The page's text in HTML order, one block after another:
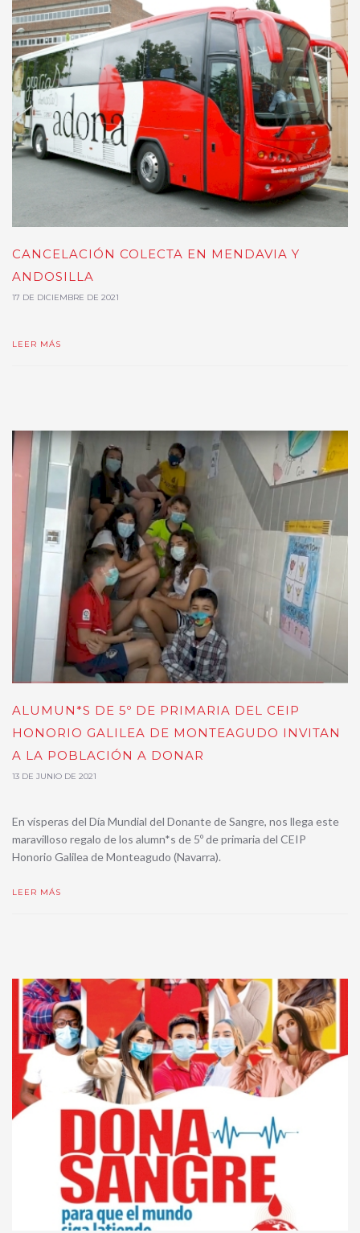
CANCELACIÓN COLECTA EN MENDAVIA Y
ANDOSILLA
17 DE DICIEMBRE DE 2021
LEER MÁS
ALUMUN*S DE 5º DE PRIMARIA DEL CEIP
HONORIO GALILEA DE MONTEAGUDO INVITAN
A LA POBLACIÓN A DONAR
13 DE JUNIO DE 2021
En vísperas del Día Mundial del Donante de Sangre, nos llega este
maravilloso regalo de los alumn*s de 5º de primaria del CEIP
Honorio Galilea de Monteagudo (Navarra).
LEER MÁS